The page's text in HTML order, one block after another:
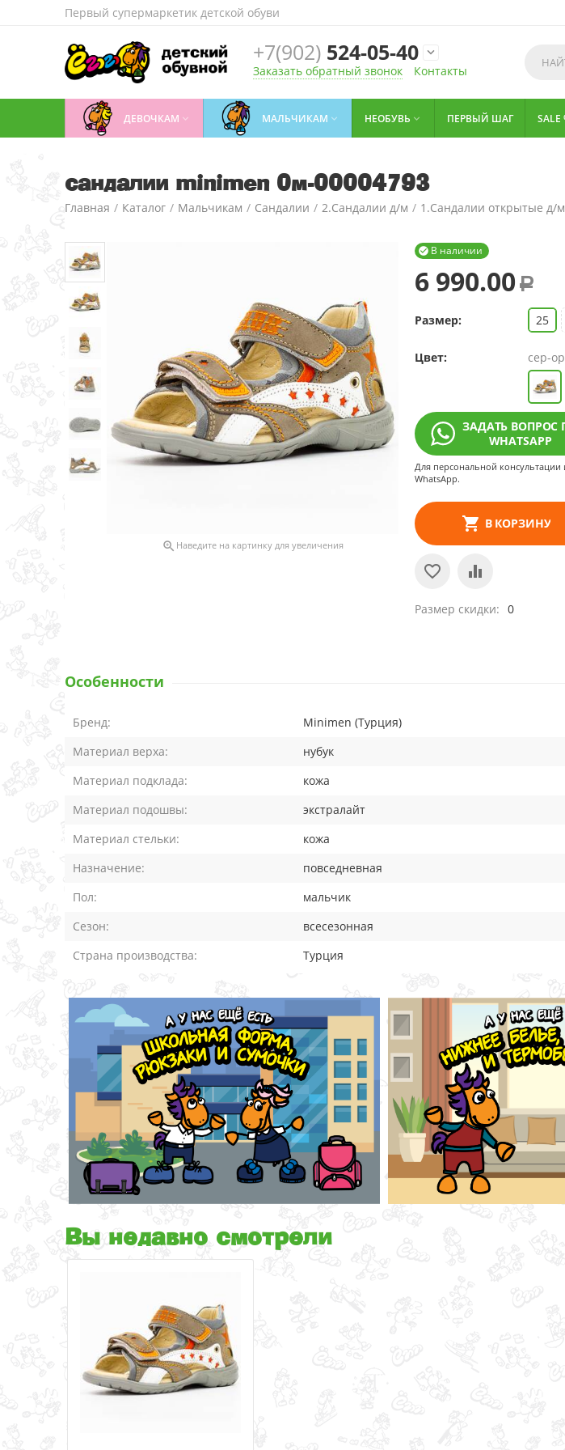
Первый супермаркетик детской обуви
+7(902)524-05-40 
Заказать обратный звонок Контакты
ДЕВОЧКАМ  МАЛЬЧИКАМ  НЕОБУВЬ  ПЕРВЫЙ ШАГ SALE
сандалии minimen 0м-00004793
Главная / Каталог / Мальчикам / Сандалии / 2.Сандалии д/м / 1.Сандалии открытые д/м
 Наведите на картинку для увеличения
В наличии

6 990.00 Р
Размер: 25
Цвет: сер-
ЗАДАТЬ ВОПРОС
WHATSAPP
Для персональной
WhatsApp.
В КОРЗИНУ
Размер скидки 0
Особенности
Бренд:
Minimen (Турция)
Материал верха:
нубук
Материал подклада:
кожа
Материал подошвы:
экстралайт
Материал стельки:
кожа
Назначение:
повседневная
Пол:
мальчик
Сезон:
всесезонная
Страна производства:
Турция
Вы недавно смотрели